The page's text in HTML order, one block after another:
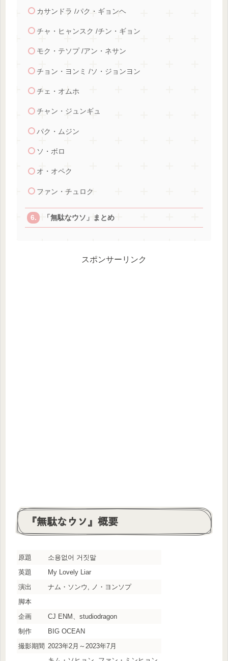
カサンドラ /パク・ギョンヘ
チャ・ヒャンスク /チン・ギョン
モク・テソプ /アン・ネサン
チョン・ヨンミ /ソ・ジョンヨン
チェ・オムホ
チャン・ジュンギュ
パク・ムジン
ソ・ボロ
オ・オペク
ファン・チュロク
「無駄なウソ」まとめ
スポンサーリンク
『無駄なウソ』概要
原題
소용없어 거짓말
英題
My Lovely Liar
演出
ナム・ソンウ, ノ・ヨンソプ
脚本
企画
CJ ENM、studiodragon
制作
BIG OCEAN
撮影期間 2023年2月～2023年7月